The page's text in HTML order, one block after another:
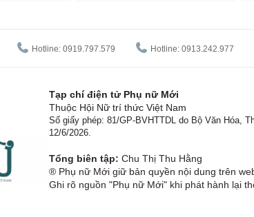
Hotline: 0919.797.579 Hotline: 0913.242.977
Tạp chí điện tử Phụ nữ Mới
Thuộc Hội Nữ trí thức Việt Nam
Số giấy phép: 81/GP-BVHTTDL do Bộ Văn Hóa,
12/6/2026.
Tổng biên tập: Chu Thị Thu Hằng
® Phụ nữ Mới giữ bản quyền nội dung trên
Ghi rõ nguồn "Phụ nữ Mới" khi phát hành lại